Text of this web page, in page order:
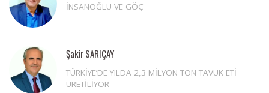
İNSANOĞLU VE GÖÇ
Şakir SARIÇAY
TÜRKİYE’DE YILDA 2,3 MİLYON TON TAVUK ETİ
ÜRETİLİYOR